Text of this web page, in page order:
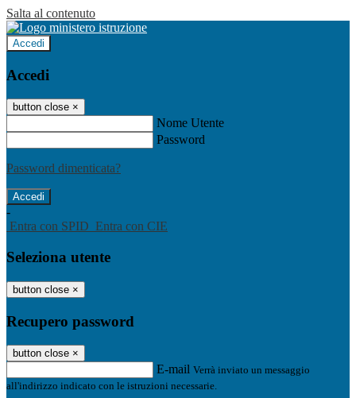
Salta al contenuto
Accedi
Accedi
button close ×
Nome Utente
Password
Password dimenticata?
-
Entra con SPID Entra con CIE
Seleziona utente
button close ×
Recupero password
button close ×
E-mail Verrà inviato un messaggio
all'indirizzo indicato con le istruzioni necessarie.